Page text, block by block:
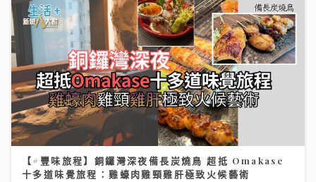
【#豐味旅程】銅鑼灣深夜備長炭燒鳥 超抵 Omakase
十多道味覺旅程：雞蠔肉雞頸雞肝極致火候藝術